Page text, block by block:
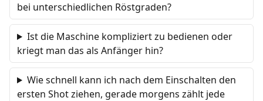
bei unterschiedlichen Röstgraden?
Ist die Maschine kompliziert zu bedienen oder
kriegt man das als Anfänger hin?
Wie schnell kann ich nach dem Einschalten den
ersten Shot ziehen, gerade morgens zählt jede